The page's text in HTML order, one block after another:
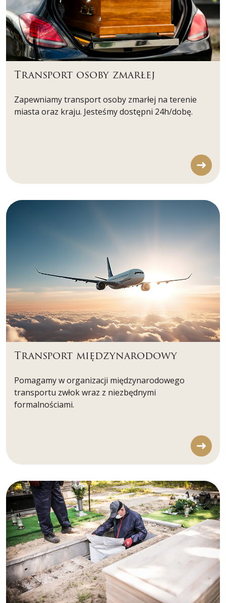
Transport osoby zmarłej
Zapewniamy transport osoby zmarłej na terenie
miasta oraz kraju. Jesteśmy dostępni 24h/dobę.
Transport międzynarodowy
Pomagamy w organizacji międzynarodowego
transportu zwłok wraz z niezbędnymi
formalnościami.